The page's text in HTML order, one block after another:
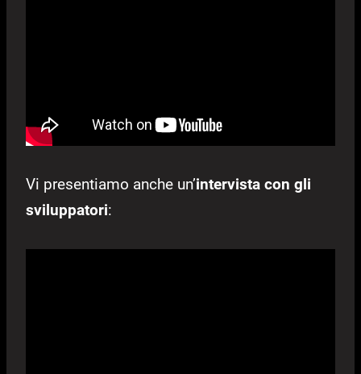
Vi presentiamo anche un’intervista con gli
sviluppatori: